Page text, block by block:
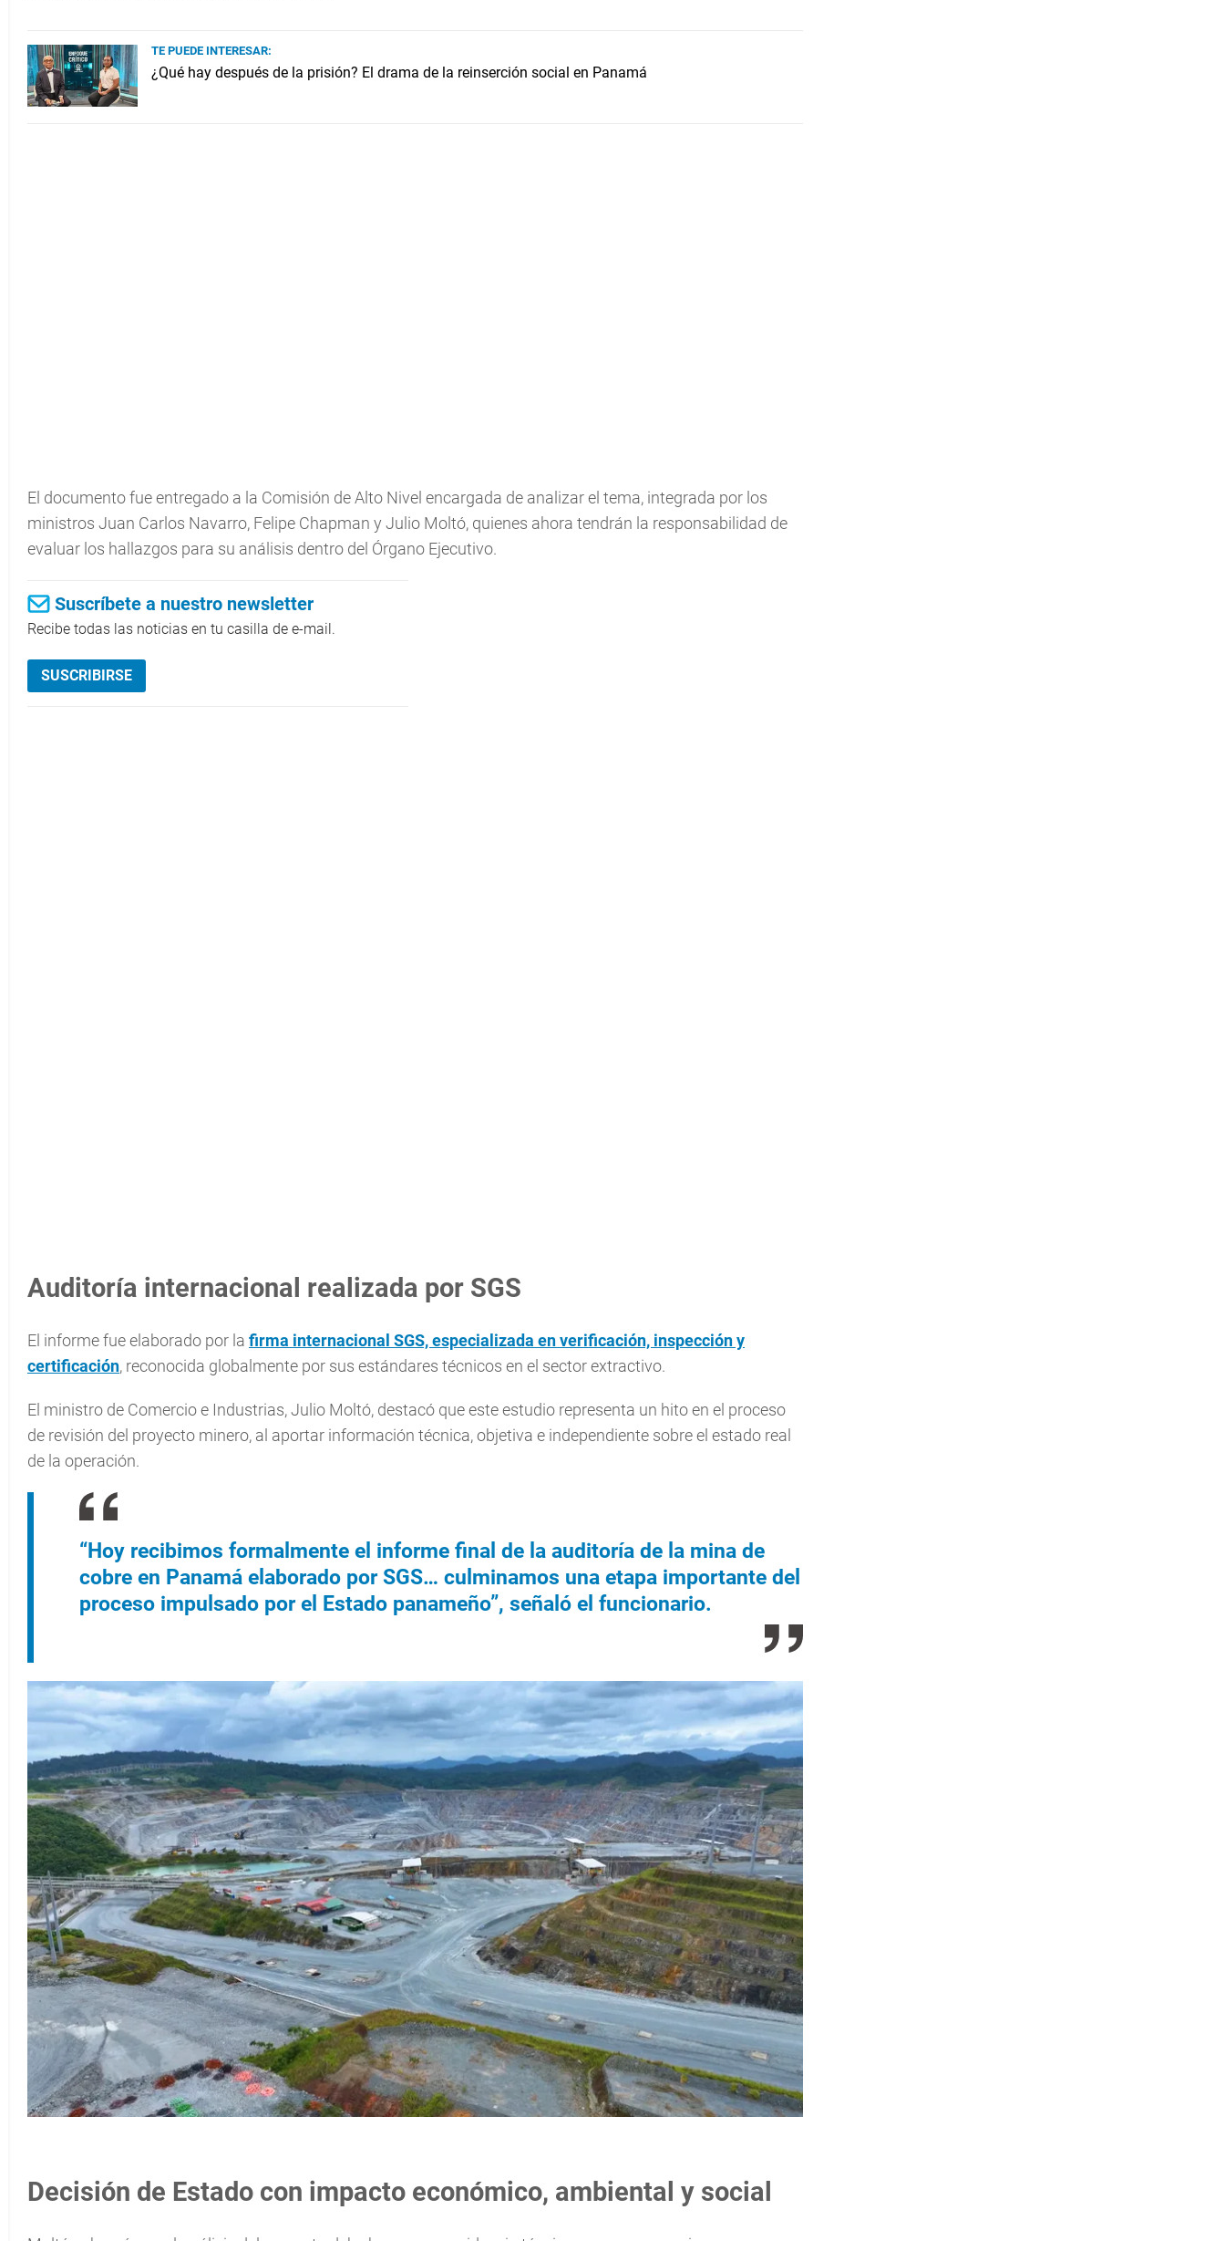
TE PUEDE INTERESAR:
¿Qué hay después de la prisión? El drama de la reinserción social en Panamá
El documento fue entregado a la Comisión de Alto Nivel encargada de analizar el tema, integrada por los
ministros Juan Carlos Navarro, Felipe Chapman y Julio Moltó, quienes ahora tendrán la responsabilidad de
evaluar los hallazgos para su análisis dentro del Órgano Ejecutivo.
Suscríbete a nuestro newsletter
Recibe todas las noticias en tu casilla de e-mail.
SUSCRIBIRSE
Auditoría internacional realizada por SGS
El informe fue elaborado por la firma internacional SGS, especializada en verificación, inspección y
certificación, reconocida globalmente por sus estándares técnicos en el sector extractivo.
El ministro de Comercio e Industrias, Julio Moltó, destacó que este estudio representa un hito en el proceso
de revisión del proyecto minero, al aportar información técnica, objetiva e independiente sobre el estado real
de la operación.
“Hoy recibimos formalmente el informe final de la auditoría de la mina de
cobre en Panamá elaborado por SGS… culminamos una etapa importante del
proceso impulsado por el Estado panameño”, señaló el funcionario.
Decisión de Estado con impacto económico, ambiental y social